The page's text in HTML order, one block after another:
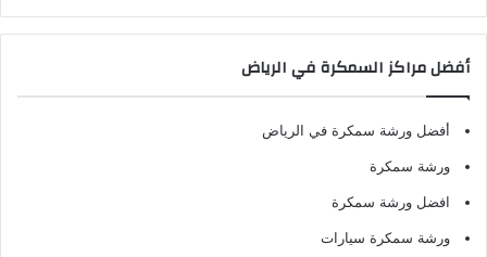
أفضل مراكز السمكرة في الرياض
أفضل ورشة سمكرة في الرياض
ورشة سمكرة
افضل ورشة سمكرة
ورشة سمكرة سيارات